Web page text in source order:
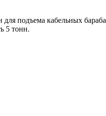
подъема кабельных
5 тонн.